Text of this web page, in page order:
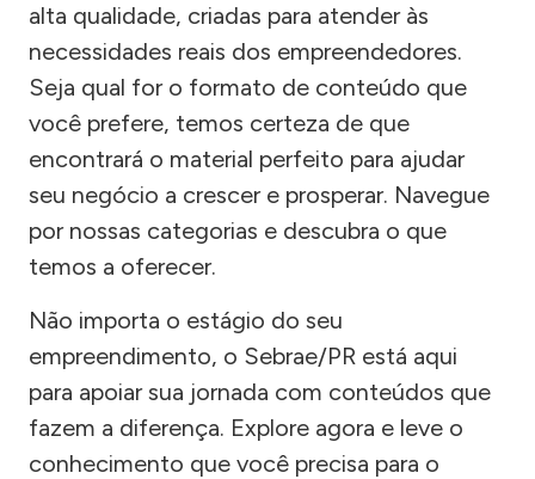
alta qualidade, criadas para atender às
necessidades reais dos empreendedores.
Seja qual for o formato de conteúdo que
você prefere, temos certeza de que
encontrará o material perfeito para ajudar
seu negócio a crescer e prosperar. Navegue
por nossas categorias e descubra o que
temos a oferecer.
Não importa o estágio do seu
empreendimento, o Sebrae/PR está aqui
para apoiar sua jornada com conteúdos que
fazem a diferença. Explore agora e leve o
conhecimento que você precisa para o